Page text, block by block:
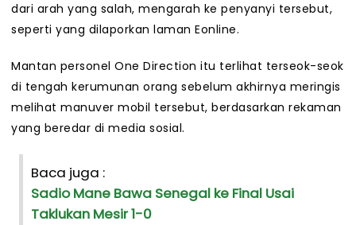
dari arah yang salah, mengarah ke penyanyi tersebut,
seperti yang dilaporkan laman Eonline.
Mantan personel One Direction itu terlihat terseok-seok
di tengah kerumunan orang sebelum akhirnya meringis
melihat manuver mobil tersebut, berdasarkan rekaman
yang beredar di media sosial.
Baca juga :
Sadio Mane Bawa Senegal ke Final Usai
Taklukan Mesir 1-0